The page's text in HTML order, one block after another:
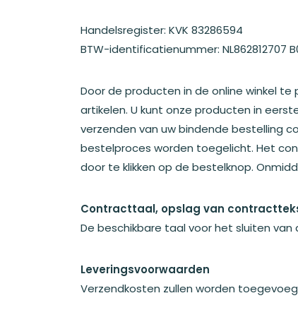
Handelsregister: KVK 83286594
BTW-identificatienummer: NL862812707
Door de producten in de online winkel
artikelen. U kunt onze producten in
verzenden van uw bindende bestelling
bestelproces worden toegelicht. Het
door te klikken op de bestelknop.
Contracttaal, opslag van
De beschikbare taal voor het sluiten
Leveringsvoorwaarden
Verzendkosten zullen worden